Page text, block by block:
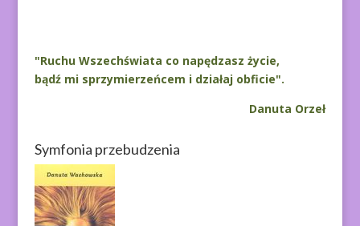
"Ruchu Wszechświata co napędzasz życie,
bądź mi sprzymierzeńcem i działaj obficie".
Danuta Orzeł
Symfonia przebudzenia